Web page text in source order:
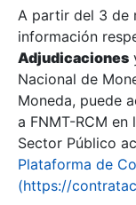
Mostrar/Ocultar
Mostrar/Ocultar
Mostrar/Ocultar
A partir del 3 de
información
Adjudicaciones
Nacional de
Moneda, puede
a FNMT-RCM
Sector Público
Plataforma de
(https://